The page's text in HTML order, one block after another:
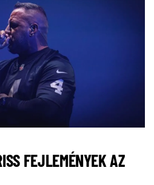
FEJLEMÉNYEK AZ